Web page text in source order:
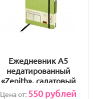
Ежедневник А5
недатированный
«Zenith», салатовый
Цена от: 550 рублей